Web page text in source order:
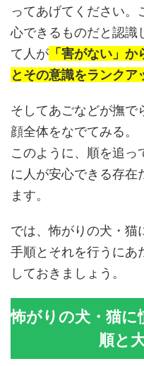
ってあげてください。
心できるものだと認識
て人が 「害がない」
とその意識をランクア
そしてあごなどが撫で
顔全体をなでてみる。
このように、順を追っ
に人が安心できる存在
ます。
では、怖がりの犬・猫
手順とそれを行うにあ
しておきましょう。
怖がりの犬・猫
順と